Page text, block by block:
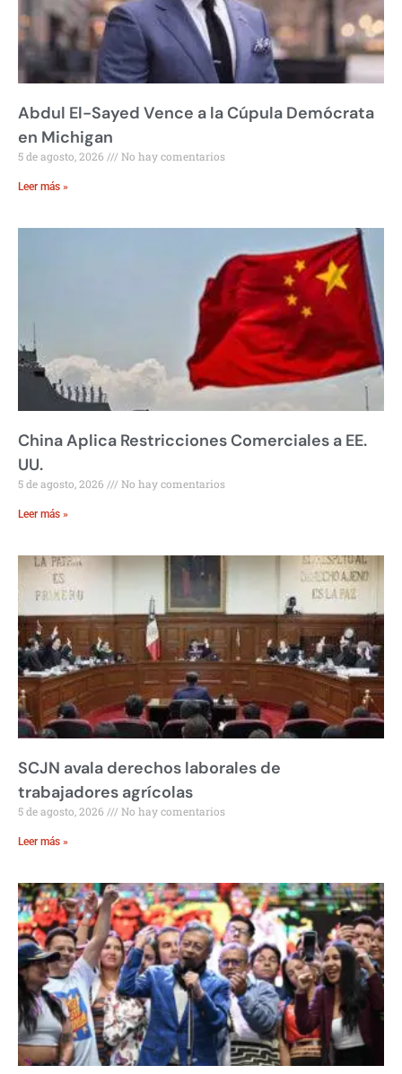
Abdul El-Sayed Vence a la Cúpula Demócrata
en Michigan
5 de agosto, 2026 No hay comentarios
Leer más »
China Aplica Restricciones Comerciales a EE.
UU.
5 de agosto, 2026 No hay comentarios
Leer más »
SCJN avala derechos laborales de
trabajadores agrícolas
5 de agosto, 2026 No hay comentarios
Leer más »